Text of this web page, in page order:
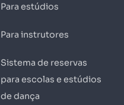
Para estúdios
Para instrutores
Sistema de reservas
para escolas e estúdios
de dança